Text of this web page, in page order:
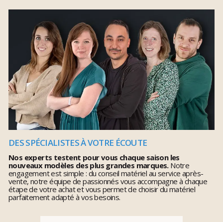
DES SPÉCIALISTES À VOTRE ÉCOUTE
Nos experts testent pour vous chaque saison les
nouveaux modèles des plus grandes marques.Notre
engagement est simple : du conseil matériel au service après-
vente, notre équipe de passionnés vous accompagne à chaque
étape de votre achat et vous permet de choisir du matériel
parfaitement adapté à vos besoins.